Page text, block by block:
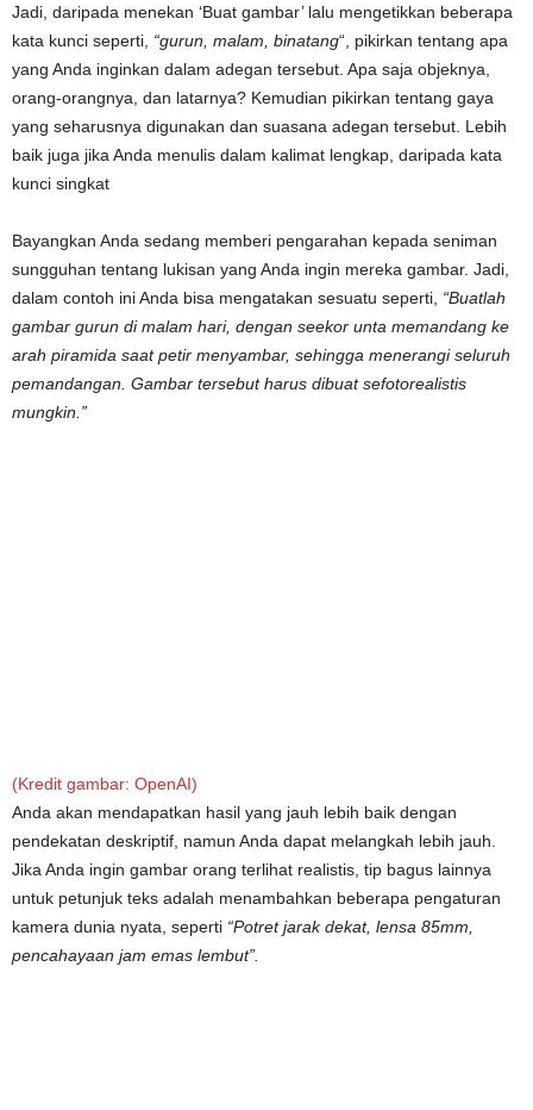
Jadi, daripada menekan ‘Buat gambar’ lalu mengetikkan beberapa
kata kunci seperti, “gurun, malam, binatang“, pikirkan tentang apa
yang Anda inginkan dalam adegan tersebut. Apa saja objeknya,
orang-orangnya, dan latarnya? Kemudian pikirkan tentang gaya
yang seharusnya digunakan dan suasana adegan tersebut. Lebih
baik juga jika Anda menulis dalam kalimat lengkap, daripada kata
kunci singkat
Bayangkan Anda sedang memberi pengarahan kepada seniman
sungguhan tentang lukisan yang Anda ingin mereka gambar. Jadi,
dalam contoh ini Anda bisa mengatakan sesuatu seperti, “Buatlah
gambar gurun di malam hari, dengan seekor unta memandang ke
arah piramida saat petir menyambar, sehingga menerangi seluruh
pemandangan. Gambar tersebut harus dibuat sefotorealistis
mungkin.”
(Kredit gambar: OpenAI)
Anda akan mendapatkan hasil yang jauh lebih baik dengan
pendekatan deskriptif, namun Anda dapat melangkah lebih jauh.
Jika Anda ingin gambar orang terlihat realistis, tip bagus lainnya
untuk petunjuk teks adalah menambahkan beberapa pengaturan
kamera dunia nyata, seperti “Potret jarak dekat, lensa 85mm,
pencahayaan jam emas lembut”.